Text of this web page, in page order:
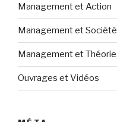
Management et Action
Management et Société
Management et Théorie
Ouvrages et Vidéos